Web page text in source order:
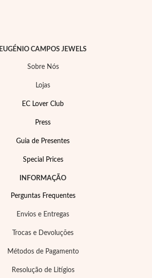
EUGÉNIO CAMPOS JEWELS
Sobre Nós
Lojas
EC Lover Club
Press
Guia de Presentes
Special Prices
INFORMAÇÃO
Perguntas Frequentes
Envios e Entregas
Trocas e Devoluções
Métodos de Pagamento
Resolução de Litígios